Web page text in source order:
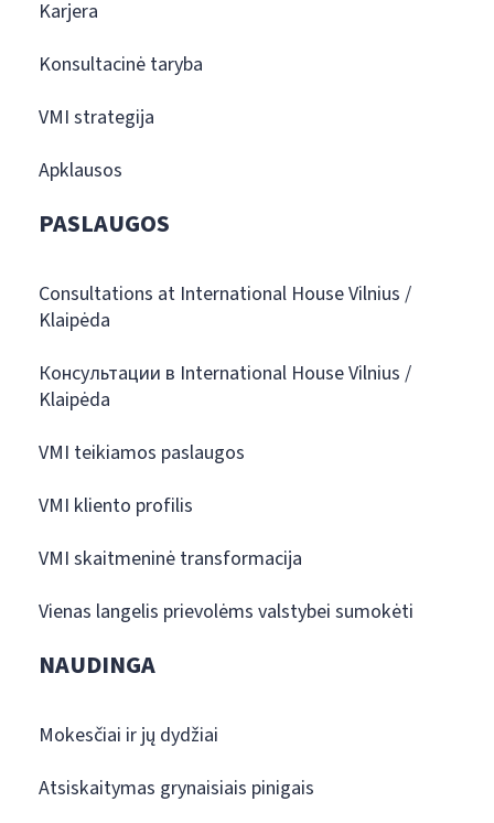
Karjera
Konsultacinė taryba
VMI strategija
Apklausos
PASLAUGOS
Consultations at International House Vilnius /
Klaipėda
Консультации в International House Vilnius /
Klaipėda
VMI teikiamos paslaugos
VMI kliento profilis
VMI skaitmeninė transformacija
Vienas langelis prievolėms valstybei sumokėti
NAUDINGA
Mokesčiai ir jų dydžiai
Atsiskaitymas grynaisiais pinigais